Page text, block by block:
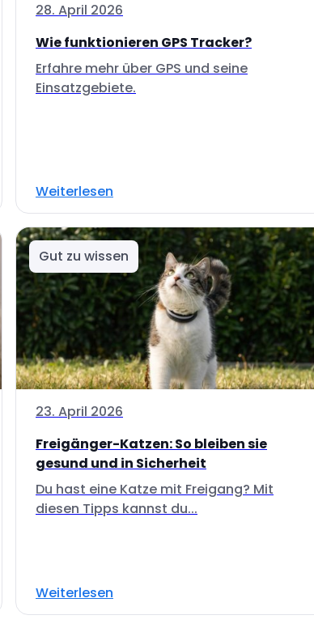
28. April 2026
Wie funktionieren GPS Tracker?
Erfahre mehr über GPS und seine
Einsatzgebiete.
Weiterlesen
Gut zu wissen
23. April 2026
Freigänger-Katzen: So bleiben sie
gesund und in Sicherheit
Du hast eine Katze mit Freigang? Mit
diesen Tipps kannst du...
Weiterlesen